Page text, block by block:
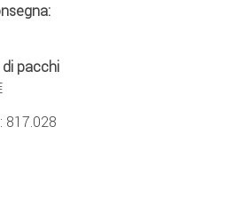
pacchi
817.028